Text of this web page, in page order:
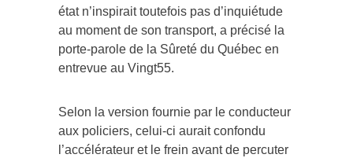
état n’inspirait toutefois pas d’inquiétude
au moment de son transport, a précisé la
porte-parole de la Sûreté du Québec en
entrevue au Vingt55.
Selon la version fournie par le conducteur
aux policiers, celui-ci aurait confondu
l’accélérateur et le frein avant de percuter